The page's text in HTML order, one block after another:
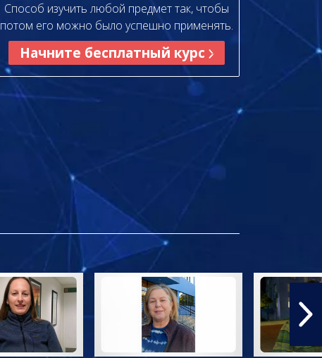
Способ изучить любой предмет так, чтобы
потом его можно было успешно применять.
Начните бесплатный курс